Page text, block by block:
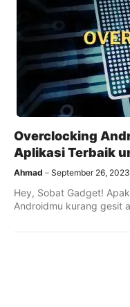
Overclocking
Aplikasi Terbaik
Ahmad September 26, 2023
Hey, Sobat Gadget!
Androidmu kurang gesit